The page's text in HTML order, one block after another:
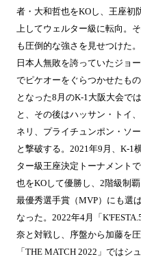
者・大和哲也をKOし、王座初
上してウェルター級に転向。
も圧倒的な強さを見せつけた
日本人無敗を誇っていたジョ
でピケオーをぐらつかせたも
となった8月のK-1大阪大会で
と、その後はハッサン・トイ
ネリ、プライチュンポン・ソ
と撃破する。2021年9月、K-1
ター級王座決定トーナメント
也をKOして優勝し、2階級制
最優秀選手賞（MVP）にも選
なった。2022年4月「
奈と対戦し、序盤から加藤を
「THE MATCH 2022」ではシ